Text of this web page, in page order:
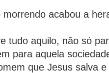
morrendo acabou a
tudo aquilo, não só
para aquela
que Jesus salva